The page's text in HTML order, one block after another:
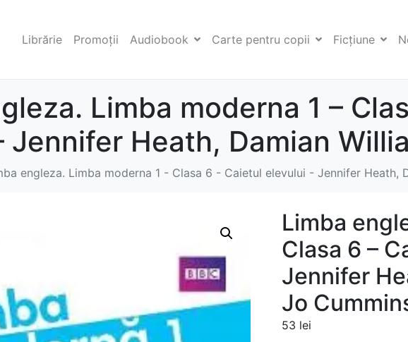
Librărie Promoții Audiobook Carte pentru copii Ficţiune
Limba moderna 1 –
Jennifer Heath, Damian
engleza. Limba moderna 1 - Clasa 6 - Caietul elevului - Jennifer Heath,
Limba
Clasa 6 –
Jennifer
Jo
53 lei